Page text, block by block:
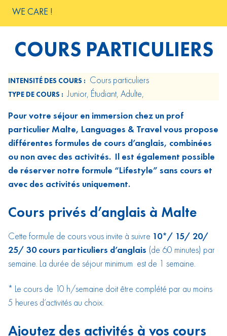
WE CARE !
COURS PARTICULIERS
INTENSITÉ DES COURS : Cours particuliers
TYPE DE COURS : Junior, Étudiant, Adulte,
Pour votre séjour en immersion chez un prof
particulier Malte, Languages & Travel vous propose
différentes formules de cours d’anglais, combinées
ou non avec des activités. Il est également possible
de réserver notre formule “Lifestyle” sans cours et
avec des activités uniquement.
Cours privés d’anglais à Malte
Cette formule de cours vous invite à suivre 10*/ 15/ 20/
25/ 30 cours particuliers d’anglais (de 60 minutes) par
semaine. La durée de séjour minimum est de 1 semaine.
* Le cours de 10 h/semaine doit être complété par au moins
5 heures d’activités au choix.
Ajoutez des activités à vos cours